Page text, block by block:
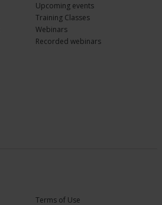
Upcoming events
Training Classes
Webinars
Recorded webinars
Terms of Use